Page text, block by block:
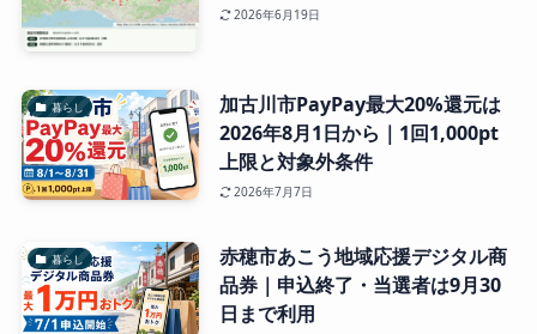
2026年6月19日
暮らし
加古川市PayPay最大20%還元は
2026年8月1日から｜1回1,000pt
上限と対象外条件
2026年7月7日
暮らし
赤穂市あこう地域応援デジタル商
品券｜申込終了・当選者は9月30
日まで利用